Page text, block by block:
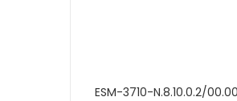
ESM-3710-N.8.10.0.2/